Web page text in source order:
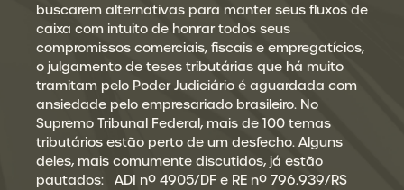
buscarem alternativas para manter seus fluxos de
caixa com intuito de honrar todos seus
compromissos comerciais, fiscais e empregatícios,
o julgamento de teses tributárias que há muito
tramitam pelo Poder Judiciário é aguardada com
ansiedade pelo empresariado brasileiro. No
Supremo Tribunal Federal, mais de 100 temas
tributários estão perto de um desfecho. Alguns
deles, mais comumente discutidos, já estão
pautados: ADI nº 4905/DF e RE nº 796.939/RS